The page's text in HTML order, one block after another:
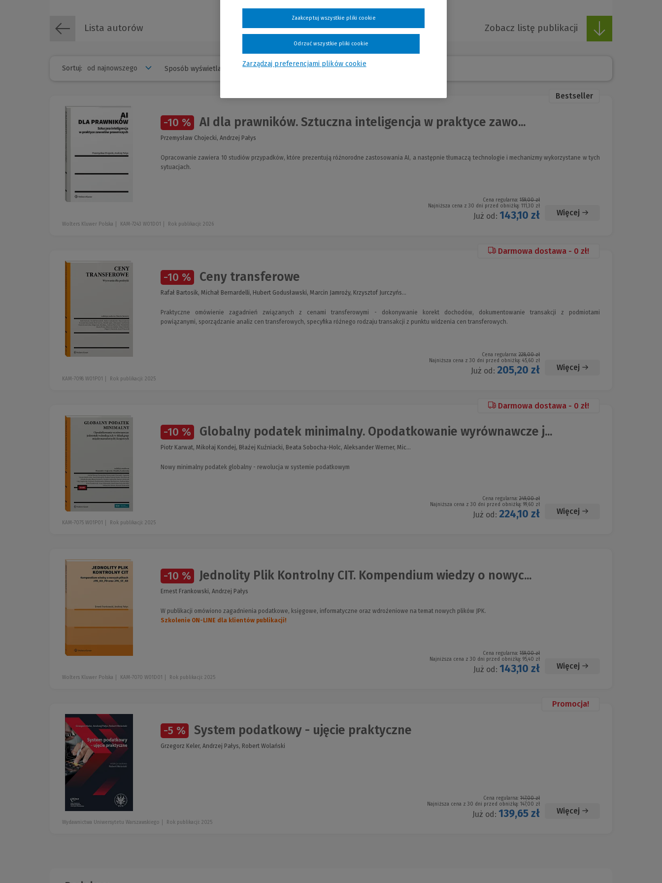
Lista autorów Zobacz listę publikacji
Sortuj: Sposób wyświetlania
Bestseller
-10 % AI dla prawników. Sztuczna inteligencja w praktyce zawo...
Przemysław Chojecki, Andrzej Pałys
Opracowanie zawiera 10 studiów przypadków, które prezentują różnorodne zastosowania AI, a następnie tłumaczą technologie i mechanizmy wykorzystane w tych
sytuacjach.
Cena regularna: 159,00 zł
Najniższa cena z 30 dni przed obniżką: 111,30 zł
Już od: 143,10 zł Więcej
Wolters Kluwer Polska KAM-7243 W01D01 Rok publikacji: 2026
Darmowa dostawa - 0 zł!
-10 % Ceny transferowe
Rafał Bartosik, Michał Bernardelli, Hubert Godusławski, Marcin Jamroży, Krzysztof Jurczyńs...
Praktyczne omówienie zagadnień związanych z cenami transferowymi - dokonywanie korekt dochodów, dokumentowanie transakcji z podmiotami
powiązanymi, sporządzanie analiz cen transferowych, specyfika różnego rodzaju transakcji z punktu widzenia cen transferowych.
Cena regularna: 228,00 zł
Najniższa cena z 30 dni przed obniżką: 45,60 zł
Już od: 205,20 zł Więcej
KAM-7098 W01P01 Rok publikacji: 2025
Darmowa dostawa - 0 zł!
-10 % Globalny podatek minimalny. Opodatkowanie wyrównawcze j...
Piotr Karwat, Mikołaj Kondej, Błażej Kuźniacki, Beata Sobocha-Holc, Aleksander Werner, Mic...
Nowy minimalny podatek globalny - rewolucja w systemie podatkowym
Cena regularna: 249,00 zł
Najniższa cena z 30 dni przed obniżką: 99,60 zł
Już od: 224,10 zł Więcej
KAM-7075 W01P01 Rok publikacji: 2025
-10 % Jednolity Plik Kontrolny CIT. Kompendium wiedzy o nowyc...
Ernest Frankowski, Andrzej Pałys
W publikacji omówiono zagadnienia podatkowe, księgowe, informatyczne oraz wdrożeniowe na temat nowych plików JPK.
Szkolenie ON-LINE dla klientów publikacji!
Cena regularna: 159,00 zł
Najniższa cena z 30 dni przed obniżką: 95,40 zł
Już od: 143,10 zł Więcej
Wolters Kluwer Polska KAM-7070 W01D01 Rok publikacji: 2025
Promocja!
-5 % System podatkowy - ujęcie praktyczne
Grzegorz Keler, Andrzej Pałys, Robert Wolański
Cena regularna: 147,00 zł
Najniższa cena z 30 dni przed obniżką: 147,00 zł
Już od: 139,65 zł Więcej
Wydawnictwa Uniwersytetu Warszawskiego Rok publikacji: 2025
Zarządzaj preferencjami plików cookie
Odrzuć wszystkie pliki cookie
Zaakceptuj wszystkie pliki cookie